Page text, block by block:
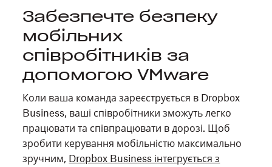
Забезпечте безпеку
мобільних
співробітників за
допомогою VMware
Коли ваша команда зареєструється в Dropbox
Business, ваші співробітники зможуть легко
працювати та співпрацювати в дорозі. Щоб
зробити керування мобільністю максимально
зручним, Dropbox Business інтегрується з